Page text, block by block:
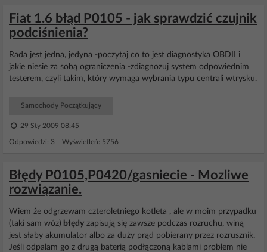
Fiat 1.6 błąd P0105 - jak sprawdzić czujnik
podciśnienia?
Rada jest jedna, jedyna -poczytaj co to jest diagnostyka OBDII i
jakie niesie za sobą ograniczenia -zdiagnozuj system odpowiednim
testerem, czyli takim, który wymaga wybrania typu centrali wtrysku.
Samochody Początkujący
29 Sty 2009 08:45
Odpowiedzi: 3 Wyświetleń: 5756
Błędy P0105,P0420/gasniecie - Mozliwe
rozwiązanie.
Wiem że odgrzewam czteroletniego kotleta , ale w moim przypadku
(taki sam wóz) błędy zapisują się zawsze podczas rozruchu, winą
jest słaby akumulator albo za duży prąd pobierany przez rozrusznik.
Jeśli odpalam go z drugą baterią podłączoną kablami problem nie